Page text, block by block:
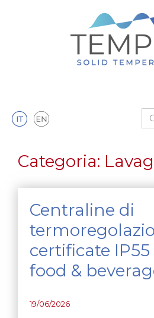
Categoria:
Centraline di
certificate IP55
food &
19/06/2026